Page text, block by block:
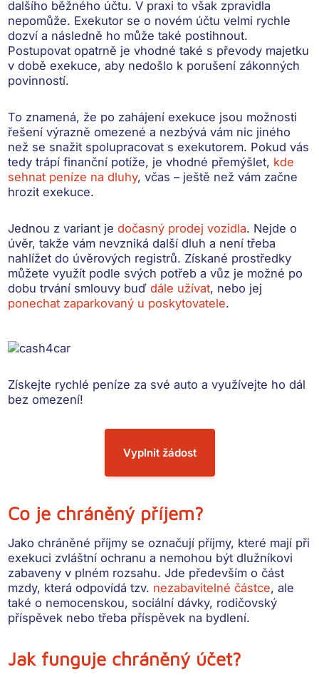
dalšího běžného účtu. V praxi to však zpravidla
nepomůže. Exekutor se o novém účtu velmi rychle
dozví a následně ho může také postihnout.
Postupovat opatrně je vhodné také s převody majetku
v době exekuce, aby nedošlo k porušení zákonných
povinností.
To znamená, že po zahájení exekuce jsou možnosti
řešení výrazně omezené a nezbývá vám nic jiného
než se snažit spolupracovat s exekutorem. Pokud vás
tedy trápí finanční potíže, je vhodné přemýšlet, kde
sehnat peníze na dluhy, včas – ještě než vám začne
hrozit exekuce.
Jednou z variant jedočasný prodej vozidla. Nejde o
úvěr, takže vám nevzniká další dluh a není třeba
nahlížet do úvěrových registrů. Získané prostředky
můžete využít podle svých potřeb a vůz je možné po
dobu trvání smlouvy buďdále užívat, nebo jej
ponechat zaparkovaný u poskytovatele.
Získejte rychlé peníze za své auto a využívejte ho dál
bez omezení!
Vyplnit žádost
Co je chráněný příjem?
Jako chráněné příjmy se označují příjmy, které mají při
exekuci zvláštní ochranu a nemohou být dlužníkovi
zabaveny v plném rozsahu. Jde především o část
mzdy, která odpovídá tzv. nezabavitelné částce, ale
také o nemocenskou, sociální dávky, rodičovský
příspěvek nebo třeba příspěvek na bydlení.
Jak funguje chráněný účet?